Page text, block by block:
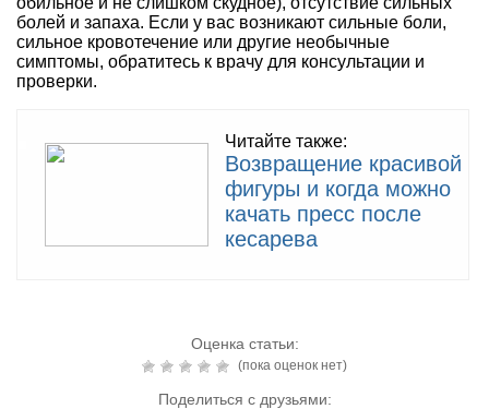
болей и запаха. Если у вас возникают сильные боли,
сильное кровотечение или другие необычные
симптомы, обратитесь к врачу для консультации и
проверки.
Читайте также:
Возвращение красивой
фигуры и когда можно
качать пресс после
кесарева
Оценка статьи:
(пока оценок нет)
Поделиться с друзьями: